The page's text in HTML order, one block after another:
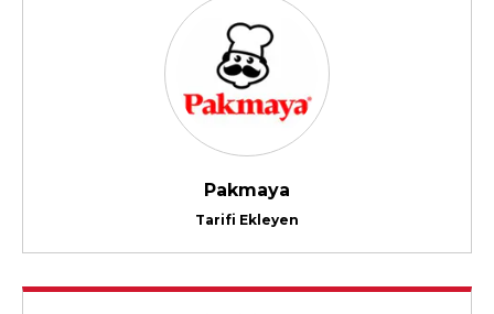
Pakmaya
Tarifi Ekleyen